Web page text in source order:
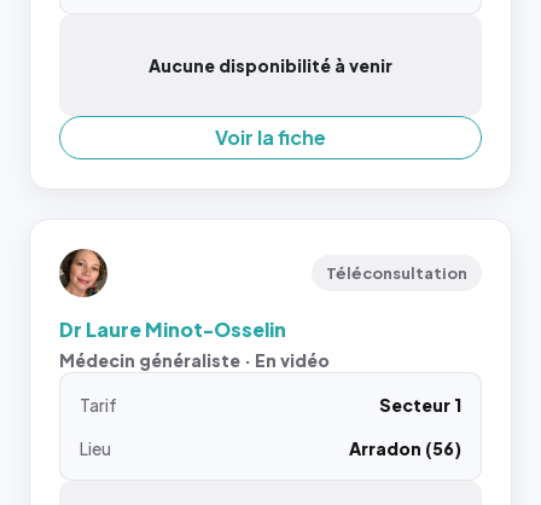
Aucune disponibilité à venir
Voir la fiche
Téléconsultation
Dr Laure Minot-Osselin
Médecin généraliste · En vidéo
Tarif
Secteur 1
Lieu
Arradon (56)